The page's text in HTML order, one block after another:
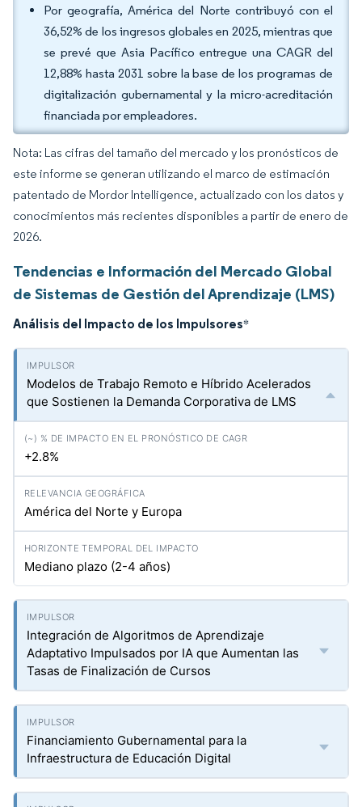
Por geografía, América del Norte contribuyó con el
36,52% de los ingresos globales en 2025, mientras que
se prevé que Asia Pacífico entregue una CAGR del
12,88% hasta 2031 sobre la base de los programas de
digitalización gubernamental y la micro-acreditación
financiada por empleadores.
Nota: Las cifras del tamaño del mercado y los pronósticos de
este informe se generan utilizando el marco de estimación
patentado de Mordor Intelligence, actualizado con los datos y
conocimientos más recientes disponibles a partir de enero de
2026.
Tendencias e Información del Mercado Global
de Sistemas de Gestión del Aprendizaje (LMS)
Análisis del Impacto de los Impulsores*
Modelos de Trabajo Remoto e Híbrido Acelerados
que Sostienen la Demanda Corporativa de LMS
+2.8%
América del Norte y Europa
Mediano plazo (2-4 años)
Integración de Algoritmos de Aprendizaje
Adaptativo Impulsados por IA que Aumentan las
Tasas de Finalización de Cursos
Financiamiento Gubernamental para la
Infraestructura de Educación Digital